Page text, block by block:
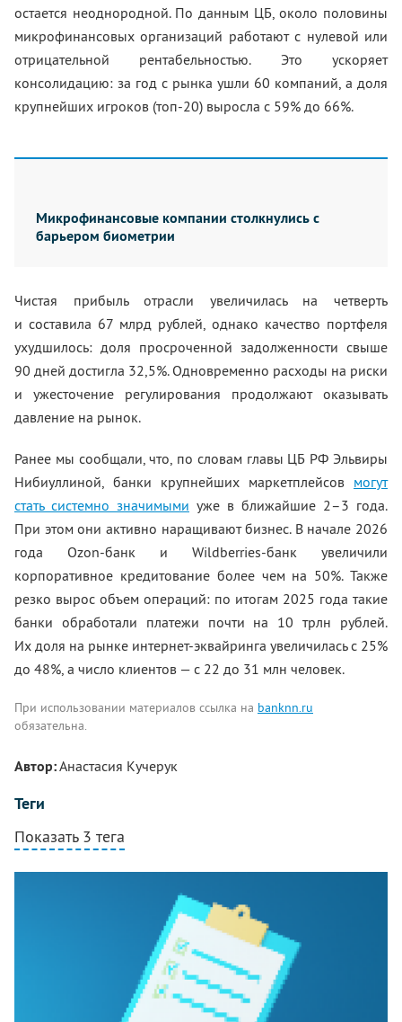
остается неоднородной. По данным ЦБ, около половины
микрофинансовых организаций работают с нулевой или
отрицательной рентабельностью. Это ускоряет
консолидацию: за год с рынка ушли 60 компаний, а доля
крупнейших игроков (топ-20) выросла с 59% до 66%.
Микрофинансовые компании столкнулись с
барьером биометрии
Чистая прибыль отрасли увеличилась на четверть
и составила 67 млрд рублей, однако качество портфеля
ухудшилось: доля просроченной задолженности свыше
90 дней достигла 32,5%. Одновременно расходы на риски
и ужесточение регулирования продолжают оказывать
давление на рынок.
Ранее мы сообщали, что, по словам главы ЦБ РФ Эльвиры
Нибиуллиной, банки крупнейших маркетплейсов могут
стать системно значимыми уже в ближайшие 2–3 года.
При этом они активно наращивают бизнес. В начале 2026
года Ozon-банк и Wildberries-банк увеличили
корпоративное кредитование более чем на 50%. Также
резко вырос объем операций: по итогам 2025 года такие
банки обработали платежи почти на 10 трлн рублей.
Их доля на рынке интернет-эквайринга увеличилась с 25%
до 48%, а число клиентов — с 22 до 31 млн человек.
При использовании материалов ссылка на banknn.ru
обязательна.
Автор:Анастасия Кучерук
Теги
Показать 3 тега